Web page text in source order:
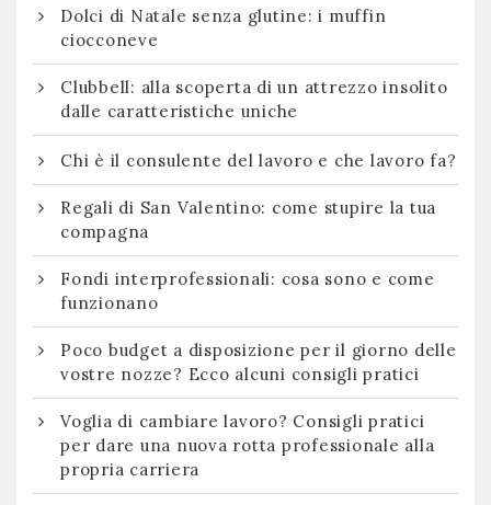
Dolci di Natale senza glutine: i muffin
ciocconeve
Clubbell: alla scoperta di un attrezzo insolito
dalle caratteristiche uniche
Chi è il consulente del lavoro e che lavoro fa?
Regali di San Valentino: come stupire la tua
compagna
Fondi interprofessionali: cosa sono e come
funzionano
Poco budget a disposizione per il giorno delle
vostre nozze? Ecco alcuni consigli pratici
Voglia di cambiare lavoro? Consigli pratici
per dare una nuova rotta professionale alla
propria carriera